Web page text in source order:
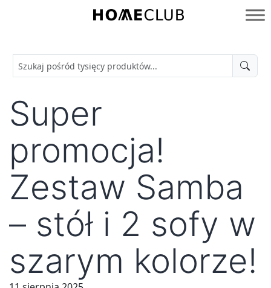
Homeclub
Super
promocja!
Zestaw Samba
– stół i 2 sofy w
szarym kolorze!